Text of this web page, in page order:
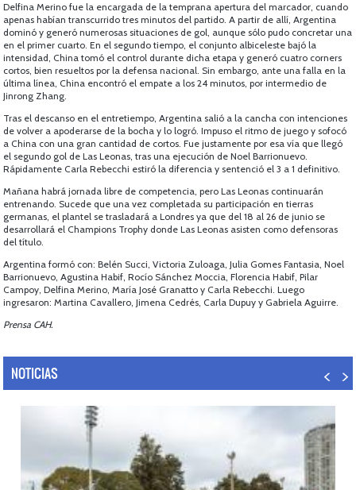
Delfina Merino fue la encargada de la temprana apertura del marcador, cuando
apenas habían transcurrido tres minutos del partido. A partir de allí, Argentina
dominó y generó numerosas situaciones de gol, aunque sólo pudo concretar una
en el primer cuarto. En el segundo tiempo, el conjunto albiceleste bajó la
intensidad, China tomó el control durante dicha etapa y generó cuatro corners
cortos, bien resueltos por la defensa nacional. Sin embargo, ante una falla en la
última línea, China encontró el empate a los 24 minutos, por intermedio de
Jinrong Zhang.
Tras el descanso en el entretiempo, Argentina salió a la cancha con intenciones
de volver a apoderarse de la bocha y lo logró. Impuso el ritmo de juego y sofocó
a China con una gran cantidad de cortos. Fue justamente por esa vía que llegó
el segundo gol de Las Leonas, tras una ejecución de Noel Barrionuevo.
Rápidamente Carla Rebecchi estiró la diferencia y sentenció el 3 a 1 definitivo.
Mañana habrá jornada libre de competencia, pero Las Leonas continuarán
entrenando. Sucede que una vez completada su participación en tierras
germanas, el plantel se trasladará a Londres ya que del 18 al 26 de junio se
desarrollará el Champions Trophy donde Las Leonas asisten como defensoras
del título.
Argentina formó con: Belén Succi, Victoria Zuloaga, Julia Gomes Fantasia, Noel
Barrionuevo, Agustina Habif, Rocío Sánchez Moccia, Florencia Habif, Pilar
Campoy, Delfina Merino, María José Granatto y Carla Rebecchi. Luego
ingresaron: Martina Cavallero, Jimena Cedrés, Carla Dupuy y Gabriela Aguirre.
Prensa CAH.
NOTICIAS